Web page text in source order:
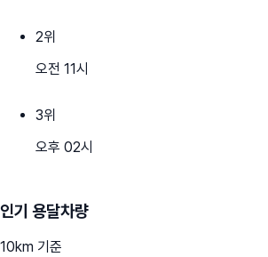
2위
오전 11시
3위
오후 02시
인기 용달차량
10km 기준